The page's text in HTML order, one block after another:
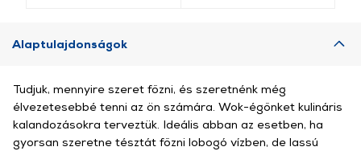
Alaptulajdonságok
Tudjuk, mennyire szeret főzni, és szeretnénk még
élvezetesebbé tenni az ön számára. Wok-égőnket kulináris
kalandozásokra terveztük. Ideális abban az esetben, ha
gyorsan szeretne tésztát főzni lobogó vízben, de lassú